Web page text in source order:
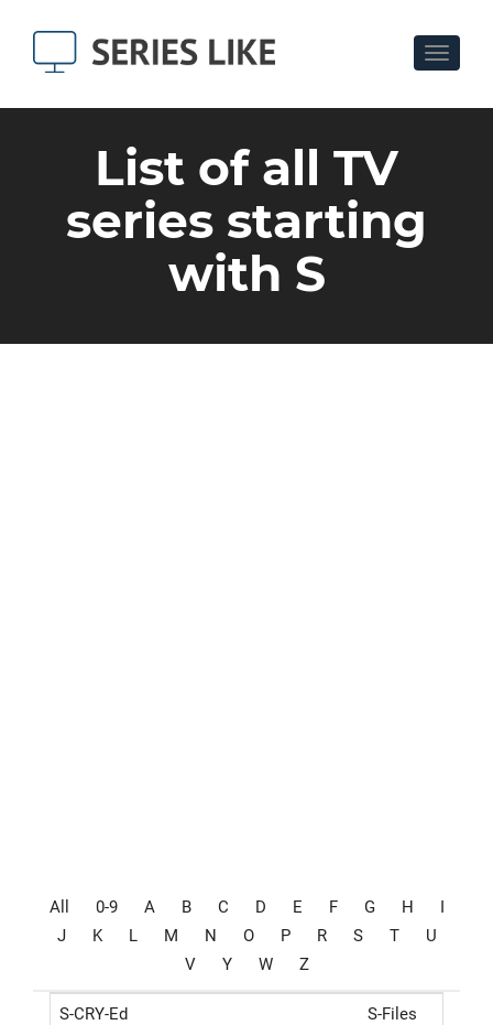
Toggle
List of all TV
series starting
with S
All 0-9 A B C D E F G H
I
J
K L M N O P R S T
U
V
Y W Z
S-CRY-Ed S-Files